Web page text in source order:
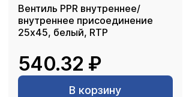
Вентиль PPR внутреннее/
внутреннее присоединение
25х45, белый, RTP
540.32 ₽
В корзину